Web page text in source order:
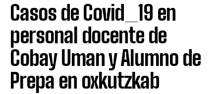
Casos de Covid_19 en
personal docente de
Cobay Uman y Alumno de
Prepa en oxkutzkab